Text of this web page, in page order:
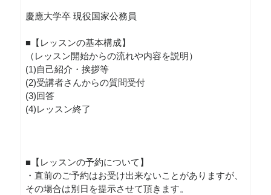
慶應大学卒 現役国家公務員
■【レッスンの基本構成】
（レッスン開始からの流れや内容を説明）
(1)自己紹介・挨拶等
(2)受講者さんからの質問受付
(3)回答
(4)レッスン終了
■【レッスンの予約について】
・直前のご予約はお受け出来ないことがありますが、
その場合は別日を提示させて頂きます。